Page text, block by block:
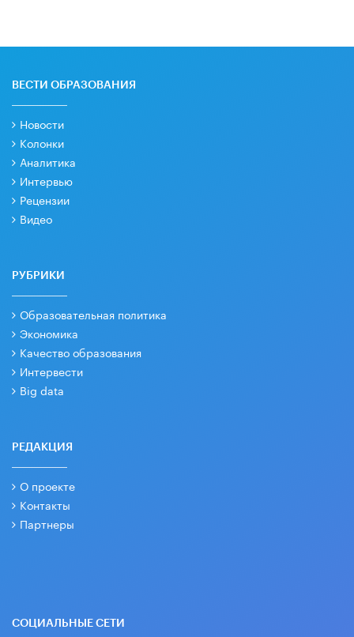
ВЕСТИ ОБРАЗОВАНИЯ
Новости
Колонки
Аналитика
Интервью
Рецензии
Видео
РУБРИКИ
Образовательная политика
Экономика
Качество образования
Интервести
Big data
РЕДАКЦИЯ
О проекте
Контакты
Партнеры
СОЦИАЛЬНЫЕ СЕТИ